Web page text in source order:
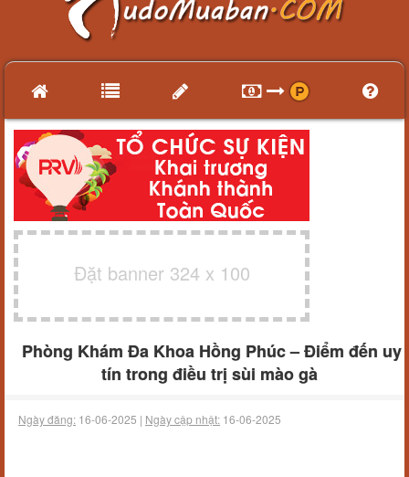
Đặt banner 324 x 100
Phòng Khám Đa Khoa Hồng Phúc – Điểm đến uy
tín trong điều trị sùi mào gà
Ngày đăng: 16-06-2025 | Ngày cập nhật: 16-06-2025